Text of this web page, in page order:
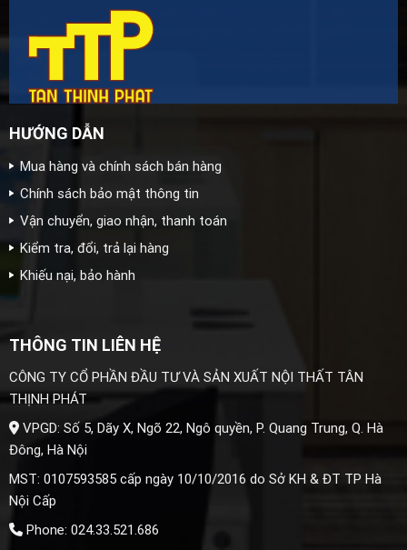
HƯỚNG DẪN
Mua hàng và chính sách bán hàng
Chính sách bảo mật thông tin
Vận chuyển, giao nhận, thanh toán
Kiểm tra, đổi, trả lại hàng
Khiếu nại, bảo hành
THÔNG TIN LIÊN HỆ
CÔNG TY CỔ PHẦN ĐẦU TƯ VÀ SẢN XUẤT NỘI THẤT TÂN
THỊNH PHÁT
VPGD: Số 5, Dãy X, Ngõ 22, Ngô quyền, P. Quang Trung, Q. Hà
Đông, Hà Nội
MST: 0107593585 cấp ngày 10/10/2016 do Sở KH & ĐT TP Hà
Nội Cấp
Phone: 024.33.521.686